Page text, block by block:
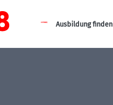
Ausbildung finden